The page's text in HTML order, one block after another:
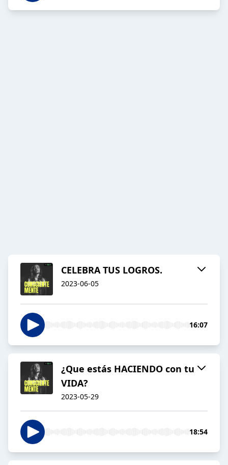
CELEBRA TUS LOGROS.
2023-06-05
16:07
¿Que estás HACIENDO con tu
VIDA?
2023-05-29
18:54